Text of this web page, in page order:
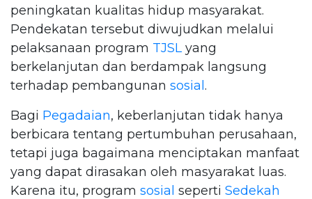
peningkatan kualitas hidup masyarakat.
Pendekatan tersebut diwujudkan melalui
pelaksanaan program TJSLyang
berkelanjutan dan berdampak langsung
terhadap pembangunan sosial .
Bagi Pegadaian, keberlanjutan tidak hanya
berbicara tentang pertumbuhan perusahaan,
tetapi juga bagaimana menciptakan manfaat
yang dapat dirasakan oleh masyarakat luas.
Karena itu, program sosial seperti Sedekah